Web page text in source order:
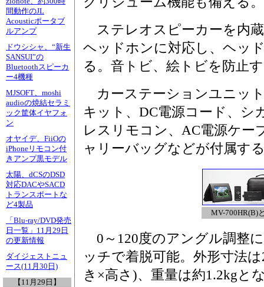
間動作のJL
Acousticポータブ
ルアンプ
ドウシシャ、“新生
SANSUI”の
Bluetoothスピーカ
ー4機種
MJSOFT、moshi
audioの焼結セラミ
ック筐体イヤフォ
ン
オヤイデ、FiiOの
iPhoneリモコン付
きアンプ黒モデル
太陽、dCSのDSD
対応DACやSACD
トランスポートな
ど4製品
「Blu-ray/DVD発売
日一覧」11月29日
の更新情報
ダイジェストニュ
ース(11月30日)
【11月29日】
ステレオスピーカーを内
ヘッドホンに対応し、ヘッ
る。音トビ、絵トビを防止
カーステーションユニッ
キット、DC電源コード、シ
レスリモコン、AC電源ケー
ャリーバッグなどが付属す
MV-700HR(B)
0～120度のアングル調整
ッチで着脱可能。外形寸法
き×高さ)、重量は約1.2kgと